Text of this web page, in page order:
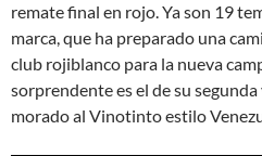
remate final en rojo. Ya son 19
marca, que ha preparado una
club rojiblanco para la nueva
sorprendente es el de su
morado al Vinotinto estilo